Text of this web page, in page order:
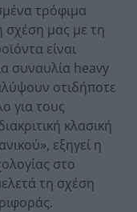
τρόφιμα
σχέση μας με τη
είναι
συναυλία heavy
οτιδήποτε
για τους
κλασική
εξηγεί η
στο
τη σχέση